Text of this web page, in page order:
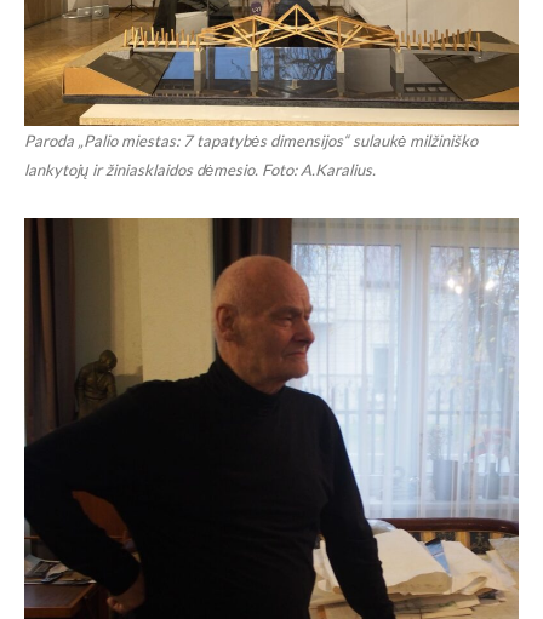
Paroda „Palio miestas: 7 tapatybės dimensijos“ sulaukė milžiniško
lankytojų ir žiniasklaidos dėmesio. Foto: A.Karalius.